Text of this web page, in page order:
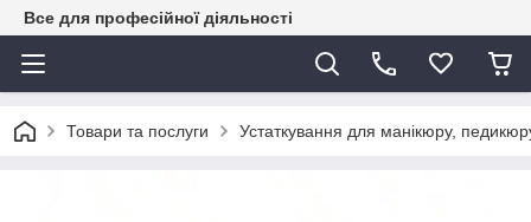
Все для професійної діяльності
Товари та послуги Устаткування для манікюру,